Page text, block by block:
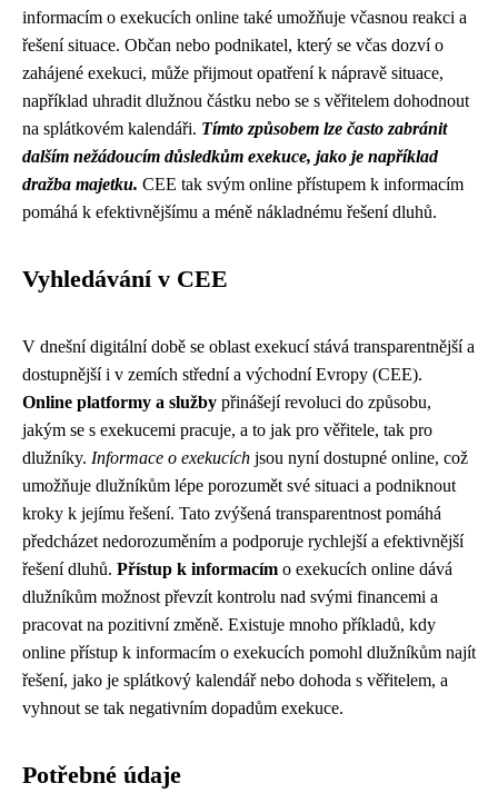
informacím o exekucích online také umožňuje včasnou reakci a
řešení situace. Občan nebo podnikatel, který se včas dozví o
zahájené exekuci, může přijmout opatření k nápravě situace,
například uhradit dlužnou částku nebo se s věřitelem dohodnout
na splátkovém kalendáři. Tímto způsobem lze často zabránit
dalším nežádoucím důsledkům exekuce, jako je například
dražba majetku. CEE tak svým online přístupem k informacím
pomáhá k efektivnějšímu a méně nákladnému řešení dluhů.
Vyhledávání v CEE
V dnešní digitální době se oblast exekucí stává transparentnější a
dostupnější i v zemích střední a východní Evropy (CEE).
Online platformy a služby přinášejí revoluci do způsobu,
jakým se s exekucemi pracuje, a to jak pro věřitele, tak pro
dlužníky. Informace o exekucích jsou nyní dostupné online, což
umožňuje dlužníkům lépe porozumět své situaci a podniknout
kroky k jejímu řešení. Tato zvýšená transparentnost pomáhá
předcházet nedorozuměním a podporuje rychlejší a efektivnější
řešení dluhů. Přístup k informacím o exekucích online dává
dlužníkům možnost převzít kontrolu nad svými financemi a
pracovat na pozitivní změně. Existuje mnoho příkladů, kdy
online přístup k informacím o exekucích pomohl dlužníkům najít
řešení, jako je splátkový kalendář nebo dohoda s věřitelem, a
vyhnout se tak negativním dopadům exekuce.
Potřebné údaje